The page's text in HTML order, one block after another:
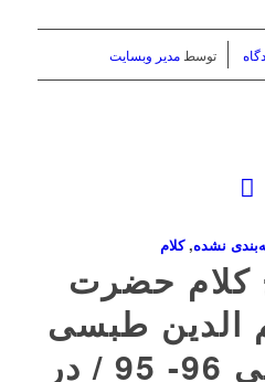
توسط مدیر وبسایت
نشده,کلام
حضرت
الدین طبسی
-سال تحصیلی 96- 95 / در